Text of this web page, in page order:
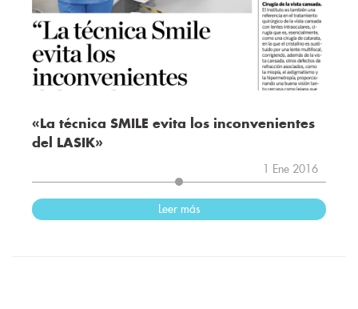
«La técnica SMILE evita los inconvenientes
del LASIK»
1 Ene 2016
Leer más